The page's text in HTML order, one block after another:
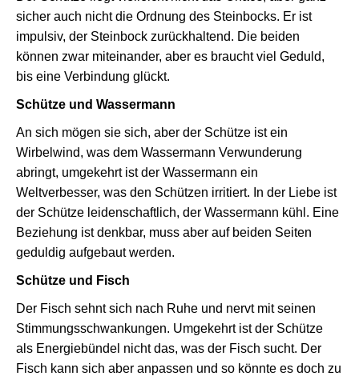
sicher auch nicht die Ordnung des Steinbocks. Er ist
impulsiv, der Steinbock zurückhaltend. Die beiden
können zwar miteinander, aber es braucht viel Geduld,
bis eine Verbindung glückt.
Schütze und Wassermann
An sich mögen sie sich, aber der Schütze ist ein
Wirbelwind, was dem Wassermann Verwunderung
abringt, umgekehrt ist der Wassermann ein
Weltverbesser, was den Schützen irritiert. In der Liebe ist
der Schütze leidenschaftlich, der Wassermann kühl. Eine
Beziehung ist denkbar, muss aber auf beiden Seiten
geduldig aufgebaut werden.
Schütze und Fisch
Der Fisch sehnt sich nach Ruhe und nervt mit seinen
Stimmungsschwankungen. Umgekehrt ist der Schütze
als Energiebündel nicht das, was der Fisch sucht. Der
Fisch kann sich aber anpassen und so könnte es doch zu